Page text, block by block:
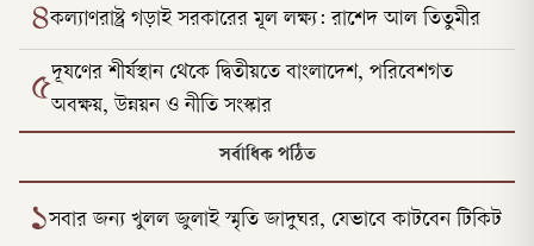
৪কল্যাণরাষ্ট্র গড়াই সরকারের মূল লক্ষ্য: রাশেদ আল তিতুমীর
৫দূষণের শীর্ষস্থান থেকে দ্বিতীয়তে বাংলাদেশ, পরিবেশগত
অবক্ষয়, উন্নয়ন ও নীতি সংস্কার
সর্বাধিক পঠিত
১সবার জন্য খুলল জুলাই স্মৃতি জাদুঘর, যেভাবে কাটবেন টিকিট